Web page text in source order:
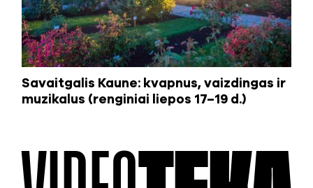
Savaitgalis Kaune: kvapnus, vaizdingas ir
muzikalus (renginiai liepos 17–19 d.)